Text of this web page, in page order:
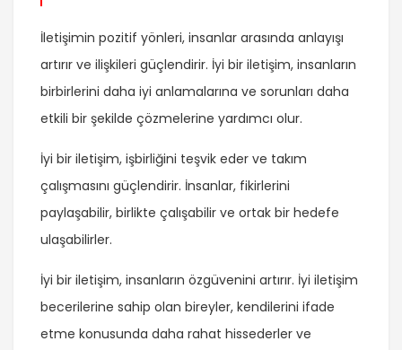
İletişimin pozitif yönleri, insanlar arasında anlayışı
artırır ve ilişkileri güçlendirir. İyi bir iletişim, insanların
birbirlerini daha iyi anlamalarına ve sorunları daha
etkili bir şekilde çözmelerine yardımcı olur.
İyi bir iletişim, işbirliğini teşvik eder ve takım
çalışmasını güçlendirir. İnsanlar, fikirlerini
paylaşabilir, birlikte çalışabilir ve ortak bir hedefe
ulaşabilirler.
İyi bir iletişim, insanların özgüvenini artırır. İyi iletişim
becerilerine sahip olan bireyler, kendilerini ifade
etme konusunda daha rahat hissederler ve